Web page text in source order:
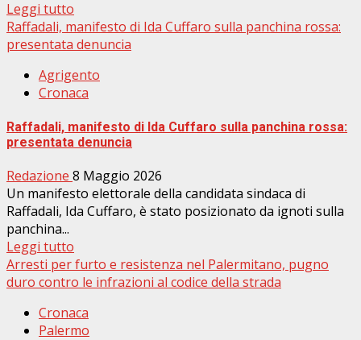
Leggi tutto
Raffadali, manifesto di Ida Cuffaro sulla panchina rossa:
presentata denuncia
Agrigento
Cronaca
Raffadali, manifesto di Ida Cuffaro sulla panchina rossa:
presentata denuncia
Redazione 8 Maggio 2026
Un manifesto elettorale della candidata sindaca di
Raffadali, Ida Cuffaro, è stato posizionato da ignoti sulla
panchina...
Leggi tutto
Arresti per furto e resistenza nel Palermitano, pugno
duro contro le infrazioni al codice della strada
Cronaca
Palermo